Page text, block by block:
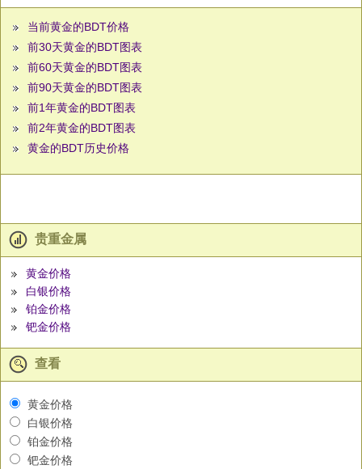
当前黄金的BDT价格
前30天黄金的BDT图表
前60天黄金的BDT图表
前90天黄金的BDT图表
前1年黄金的BDT图表
前2年黄金的BDT图表
黄金的BDT历史价格
贵重金属
黄金价格
白银价格
铂金价格
钯金价格
查看
黄金价格
白银价格
铂金价格
钯金价格